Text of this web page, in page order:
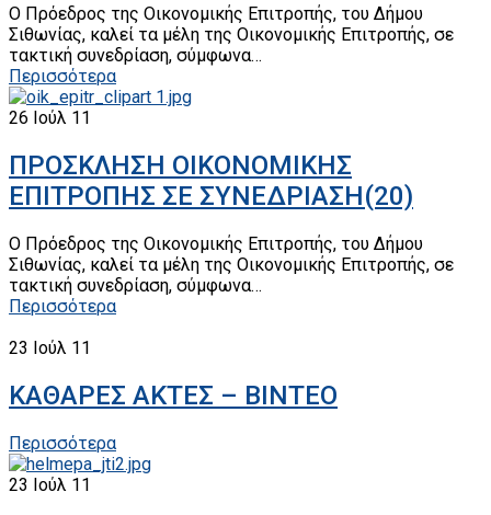
Ο Πρόεδρος της Οικονομικής Επιτροπής, του Δήμου
Σιθωνίας, καλεί τα μέλη της Οικονομικής Επιτροπής, σε
τακτική συνεδρίαση, σύμφωνα…
Περισσότερα
26 Ιούλ 11
ΠΡΟΣΚΛΗΣΗ ΟΙΚΟΝΟΜΙΚΗΣ
ΕΠΙΤΡΟΠΗΣ ΣΕ ΣΥΝΕΔΡΙΑΣΗ(20)
Ο Πρόεδρος της Οικονομικής Επιτροπής, του Δήμου
Σιθωνίας, καλεί τα μέλη της Οικονομικής Επιτροπής, σε
τακτική συνεδρίαση, σύμφωνα…
Περισσότερα
23 Ιούλ 11
ΚΑΘΑΡΕΣ ΑΚΤΕΣ – ΒΙΝΤΕΟ
Περισσότερα
23 Ιούλ 11